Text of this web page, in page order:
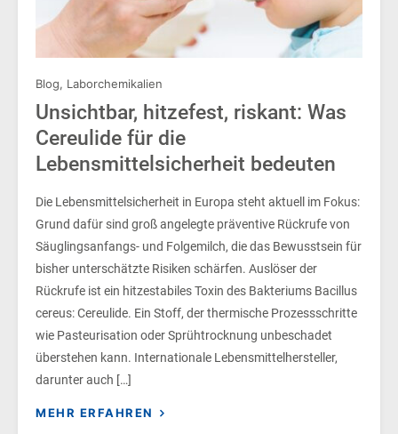
Blog, Laborchemikalien
Unsichtbar, hitzefest, riskant: Was
Cereulide für die
Lebensmittelsicherheit bedeuten
Die Lebensmittelsicherheit in Europa steht aktuell im Fokus:
Grund dafür sind groß angelegte präventive Rückrufe von
Säuglingsanfangs- und Folgemilch, die das Bewusstsein für
bisher unterschätzte Risiken schärfen. Auslöser der
Rückrufe ist ein hitzestabiles Toxin des Bakteriums Bacillus
cereus: Cereulide. Ein Stoff, der thermische Prozessschritte
wie Pasteurisation oder Sprühtrocknung unbeschadet
überstehen kann. Internationale Lebensmittelhersteller,
darunter auch […]
MEHR ERFAHREN